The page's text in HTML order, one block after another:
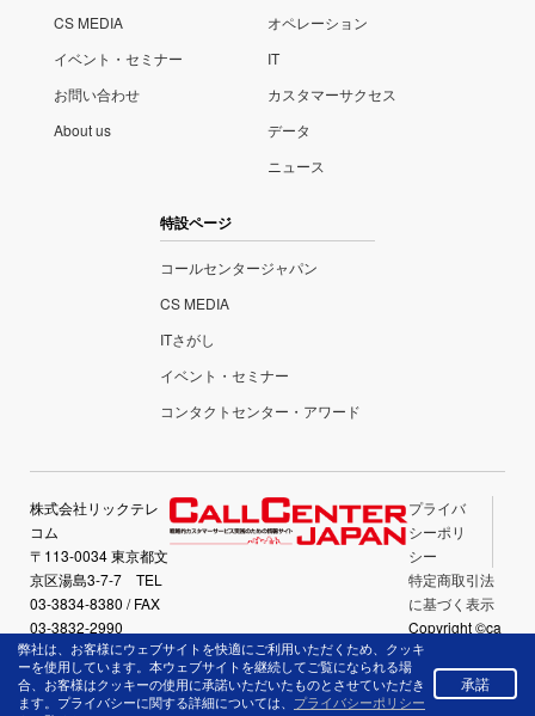
CS MEDIA
イベント・セミナー
お問い合わせ
About us
オペレーション
IT
カスタマーサクセス
データ
ニュース
特設ページ
コールセンタージャパン
CS MEDIA
ITさがし
イベント・セミナー
コンタクトセンター・アワード
株式会社リックテレ
コム
〒113-0034 東京都文
京区湯島3-7-7 TEL
03-3834-8380 / FAX
03-3832-2990
プライバ
シーポリ
シー
特定商取引法
に基づく表示
Copyright ©ca
llcenter-japan.
com All Right
Reserved.
弊社は、お客様にウェブサイトを快適にご利用いただくため、クッキ
ーを使用しています。本ウェブサイトを継続してご覧になられる場
合、お客様はクッキーの使用に承諾いただいたものとさせていただき
ます。プライバシーに関する詳細については、 プライバシーポリシー
承諾